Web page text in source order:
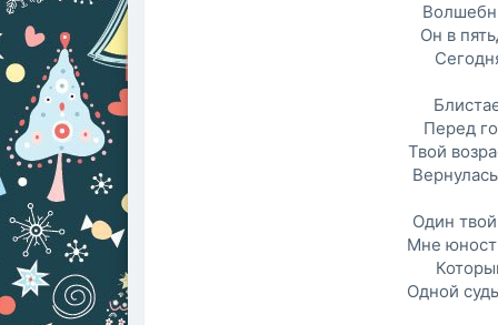
Он в
Перед
Твой
Один
Мне
Одной